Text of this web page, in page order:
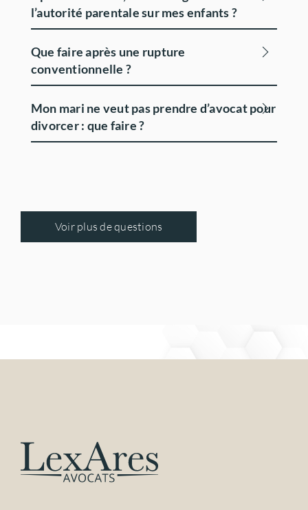
l’autorité parentale sur mes enfants ?
Que faire après une rupture
conventionnelle ?
Mon mari ne veut pas prendre d’avocat pour
divorcer : que faire ?
Voir plus de questions